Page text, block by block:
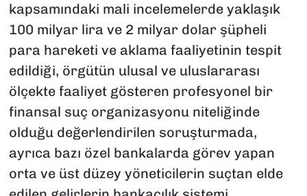
kapsamındaki mali incelemelerde yaklaşık
100 milyar lira ve 2 milyar dolar şüpheli
para hareketi ve aklama faaliyetinin tespit
edildiği, örgütün ulusal ve uluslararası
ölçekte faaliyet gösteren profesyonel bir
finansal suç organizasyonu niteliğinde
olduğu değerlendirilen soruşturmada,
ayrıca bazı özel bankalarda görev yapan
orta ve üst düzey yöneticilerin suçtan elde